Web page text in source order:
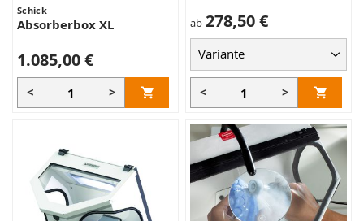
Schick
Absorberbox XL
1.085,00 €
< >
ab 278,50 €
< >